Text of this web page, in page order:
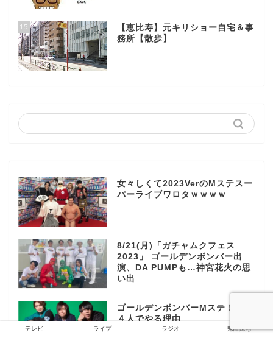
15
【恵比寿】元キリショー自宅＆事
務所【散歩】
女々しくて2023VerのMステスー
パーライブワロタｗｗｗｗ
8/21(月)「ガチャムクフェス
2023」 ゴールデンボンバー出
演、DA PUMPも…神宮花火の思
い出
ゴールデンボンバーMステ！と、
４人でやる理由
テレビ ライブ ラジオ 鬼龍院翔